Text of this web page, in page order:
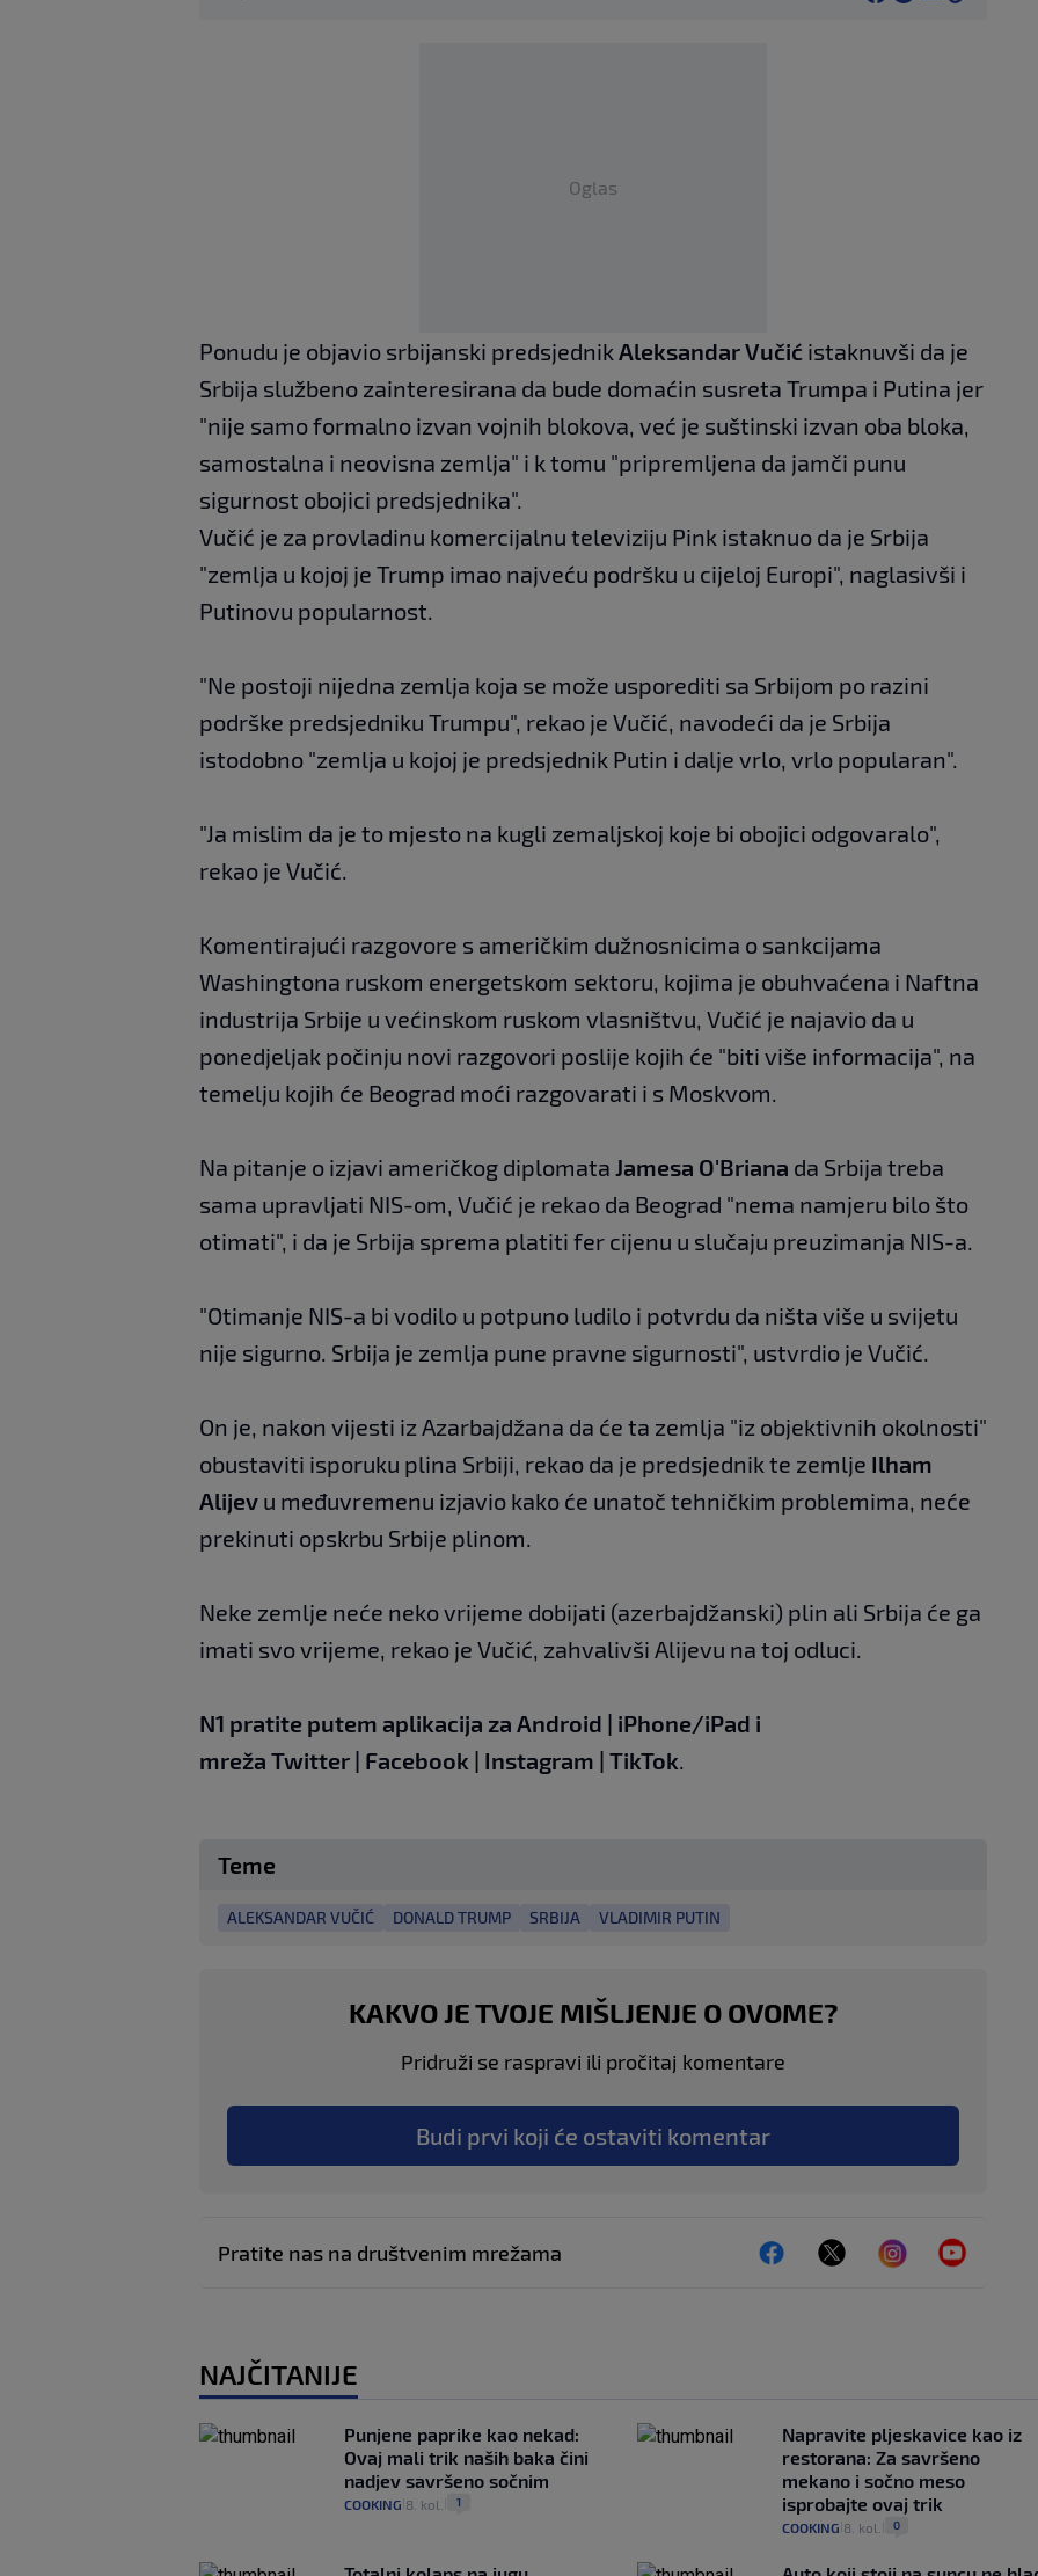
Oglas
Ponudu je objavio srbijanski predsjednik Aleksandar Vučić istaknuvši da je
Srbija službeno zainteresirana da bude domaćin susreta Trumpa i Putina jer
"nije samo formalno izvan vojnih blokova, već je suštinski izvan oba bloka,
samostalna i neovisna zemlja" i k tomu "pripremljena da jamči punu
sigurnost obojici predsjednika".
Vučić je za provladinu komercijalnu televiziju Pink istaknuo da je Srbija
"zemlja u kojoj je Trump imao najveću podršku u cijeloj Europi", naglasivši i
Putinovu popularnost.
"Ne postoji nijedna zemlja koja se može usporediti sa Srbijom po razini
podrške predsjedniku Trumpu", rekao je Vučić, navodeći da je Srbija
istodobno "zemlja u kojoj je predsjednik Putin i dalje vrlo, vrlo popularan".
"Ja mislim da je to mjesto na kugli zemaljskoj koje bi obojici odgovaralo",
rekao je Vučić.
Komentirajući razgovore s američkim dužnosnicima o sankcijama
Washingtona ruskom energetskom sektoru, kojima je obuhvaćena i Naftna
industrija Srbije u većinskom ruskom vlasništvu, Vučić je najavio da u
ponedjeljak počinju novi razgovori poslije kojih će "biti više informacija", na
temelju kojih će Beograd moći razgovarati i s Moskvom.
Na pitanje o izjavi američkog diplomata Jamesa O'Briana da Srbija treba
sama upravljati NIS-om, Vučić je rekao da Beograd "nema namjeru bilo što
otimati", i da je Srbija sprema platiti fer cijenu u slučaju preuzimanja NIS-a.
"Otimanje NIS-a bi vodilo u potpuno ludilo i potvrdu da ništa više u svijetu
nije sigurno. Srbija je zemlja pune pravne sigurnosti", ustvrdio je Vučić.
On je, nakon vijesti iz Azarbajdžana da će ta zemlja "iz objektivnih okolnosti"
obustaviti isporuku plina Srbiji, rekao da je predsjednik te zemlje Ilham
Alijev u međuvremenu izjavio kako će unatoč tehničkim problemima, neće
prekinuti opskrbu Srbije plinom.
Neke zemlje neće neko vrijeme dobijati (azerbajdžanski) plin ali Srbija će ga
imati svo vrijeme, rekao je Vučić, zahvalivši Alijevu na toj odluci.
N1 pratite putem aplikacija za Android | iPhone/iPad i
mreža Twitter | Facebook | Instagram | TikTok.
Teme
ALEKSANDAR VUČIĆ DONALD TRUMP SRBIJA VLADIMIR PUTIN
KAKVO JE TVOJE MIŠLJENJE O OVOME?
Pridruži se raspravi ili pročitaj komentare
Budi prvi koji će ostaviti komentar
Pratite nas na društvenim mrežama
NAJČITANIJE
Punjene paprike kao nekad:
Ovaj mali trik naših baka čini
nadjev savršeno sočnim
COOKING 8. kol. 1
Napravite pljeskavice kao iz
restorana: Za savršeno
mekano i sočno meso
isprobajte ovaj trik
COOKING 8. kol. 0